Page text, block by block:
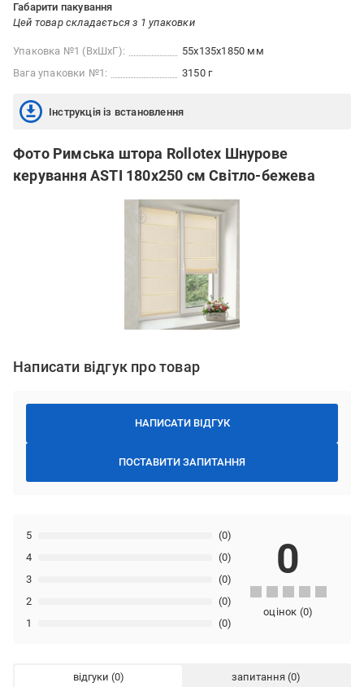
Габарити пакування
Цей товар складається з 1 упаковки
Упаковка №1 (ВхШхГ):
55x135x1850 мм
Вага упаковки №1:
3150 г
Інструкція із встановлення
Фото Римська штора Rollotex Шнурове
керування ASTI 180x250 см Світло-бежева
Написати відгук про товар
НАПИСАТИ ВІДГУК
ПОСТАВИТИ ЗАПИТАННЯ
1 (0)
2 (0)
3 (0)
4 (0)
5 (0)
0
оцінок (0)
відгуки запитання